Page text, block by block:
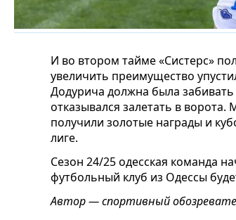
И во втором тайме «Систерс»
увеличить преимущество
Додурича должна была
отказывался залетать в ворота.
получили золотые награды и
лиге.
Сезон 24/25 одесская команда
футбольный клуб из Одессы
Автор — спортивный